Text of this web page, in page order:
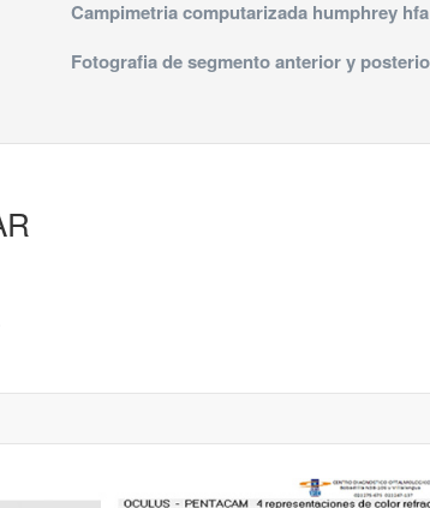
Campimetria computarizada humphrey
Fotografia de segmento anterior y